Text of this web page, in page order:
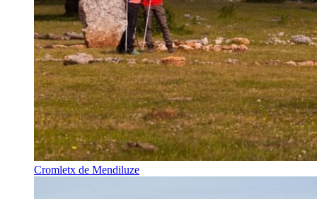
Cromletx de Mendiluze